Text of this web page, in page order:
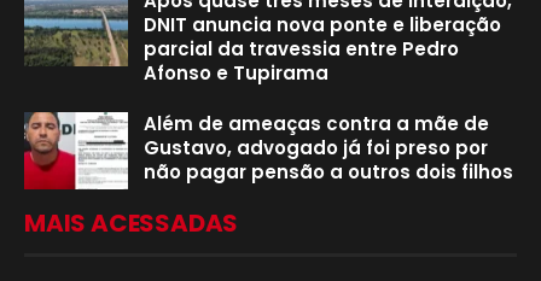
DNIT anuncia nova ponte e liberação
parcial da travessia entre Pedro
Afonso e Tupirama
Além de ameaças contra a mãe de
Gustavo, advogado já foi preso por
não pagar pensão a outros dois filhos
MAIS ACESSADAS